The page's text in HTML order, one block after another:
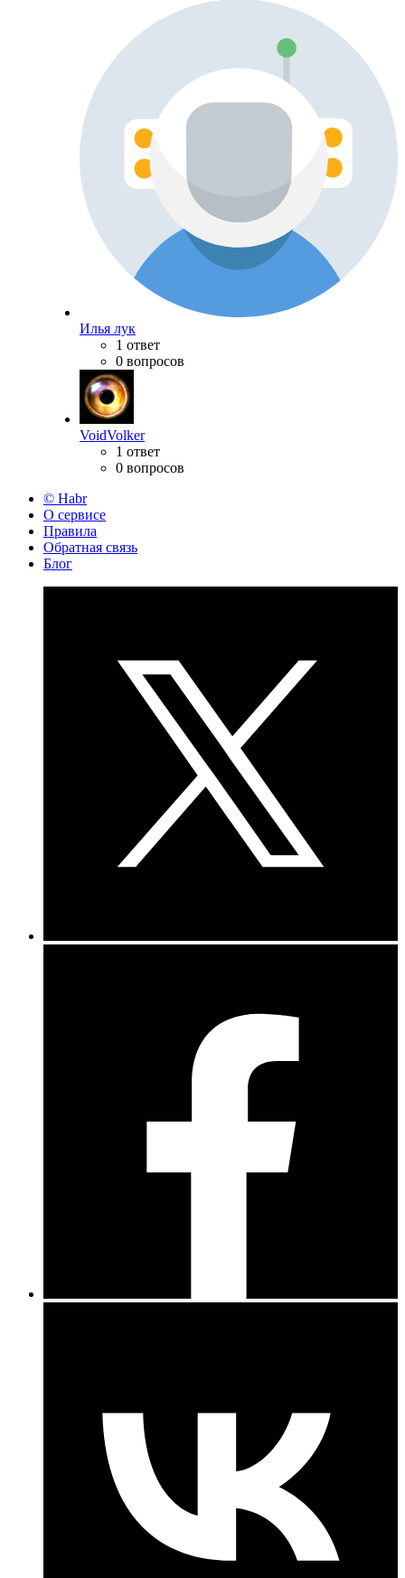
Илья лук
1 ответ
0 вопросов
VoidVolker
1 ответ
0 вопросов
© Habr
О сервисе
Правила
Обратная связь
Блог